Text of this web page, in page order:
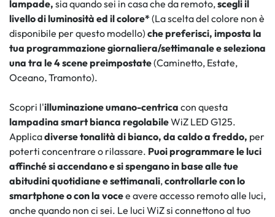
lampade, sia quando sei in casa che da remoto,scegli il
livello di luminosità ed il colore*(La scelta del colore non è
disponibile per questo modello) che preferisci, imposta la
tua programmazione giornaliera/settimanale e seleziona
una tra le 4 scene preimpostate(Caminetto, Estate,
Oceano, Tramonto).
Scopri l'illuminazione umano-centrica con questa
lampadina smart bianca regolabileWiZ LED G125.
Applicadiverse tonalità di bianco, da caldo a freddo, per
poterti concentrare o rilassare. Puoi programmare le luci
affinché si accendano e si spengano in base alle tue
abitudini quotidiane e settimanali,controllarle con lo
smartphone o con la vocee avere accesso remoto alle luci,
anche quando non ci sei. Le luci WiZ si connettono al tuo